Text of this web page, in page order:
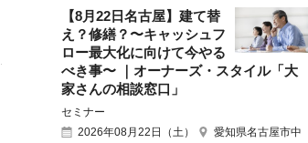
【8月22日名古屋】建て替
え？修繕？〜キャッシュフ
ロー最大化に向けて今やる
べき事〜 ｜オーナーズ・スタイル「大
家さんの相談窓口」
セミナー
2026年08月22日（土）
愛知県名古屋市中